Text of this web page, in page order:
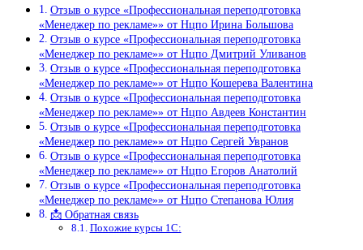
Отзыв о курсе «Профессиональная переподготовка
«Менеджер по рекламе»» от Нцпо Ирина Большова
Отзыв о курсе «Профессиональная переподготовка
«Менеджер по рекламе»» от Нцпо Дмитрий Уливанов
Отзыв о курсе «Профессиональная переподготовка
«Менеджер по рекламе»» от Нцпо Кошерева Валентина
Отзыв о курсе «Профессиональная переподготовка
«Менеджер по рекламе»» от Нцпо Авдеев Константин
Отзыв о курсе «Профессиональная переподготовка
«Менеджер по рекламе»» от Нцпо Сергей Увранов
Отзыв о курсе «Профессиональная переподготовка
«Менеджер по рекламе»» от Нцпо Егоров Анатолий
Отзыв о курсе «Профессиональная переподготовка
«Менеджер по рекламе»» от Нцпо Степанова Юлия
📩 Обратная связь
Похожие курсы 1С: